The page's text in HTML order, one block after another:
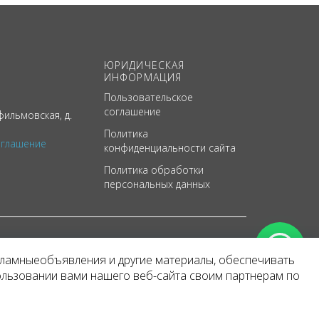
д.
ЮРИДИЧЕСКАЯ
ИНФОРМАЦИЯ
Пользовательское
соглашение
Политика
конфиденциальности сайта
Политика обработки
персональных данных
и другие материалы, обеспечивать
вами нашего веб-сайта своим партнерам по